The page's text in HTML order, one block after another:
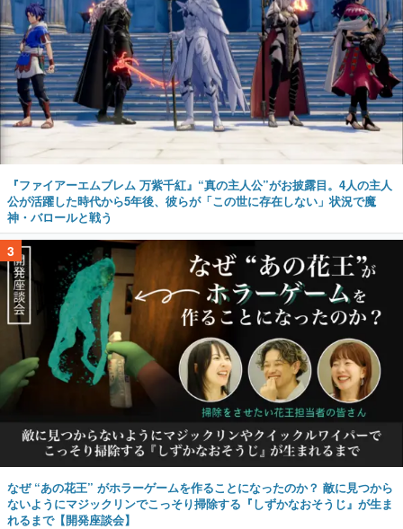
『ファイアーエムブレム 万紫千紅』“真の主人公”がお披露目。4人の主人
公が活躍した時代から5年後、彼らが「この世に存在しない」状況で魔
神・バロールと戦う
3
なぜ “あの花王” がホラーゲームを作ることになったのか？ 敵に見つから
ないようにマジックリンでこっそり掃除する『しずかなおそうじ』が生ま
れるまで【開発座談会】